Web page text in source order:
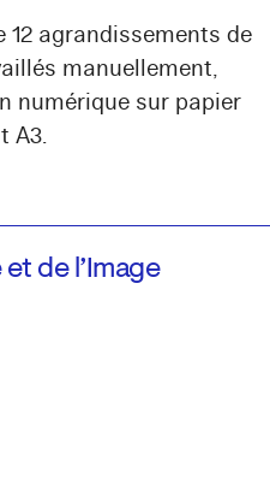
12 agrandissements de
manuellement,
numérique sur papier
A3.
de l’Image